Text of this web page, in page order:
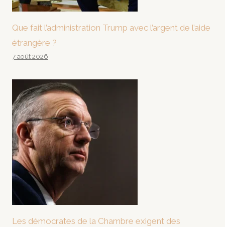
Que fait l’administration Trump avec l’argent de l’aide
étrangère ?
7 août 2026
Les démocrates de la Chambre exigent des